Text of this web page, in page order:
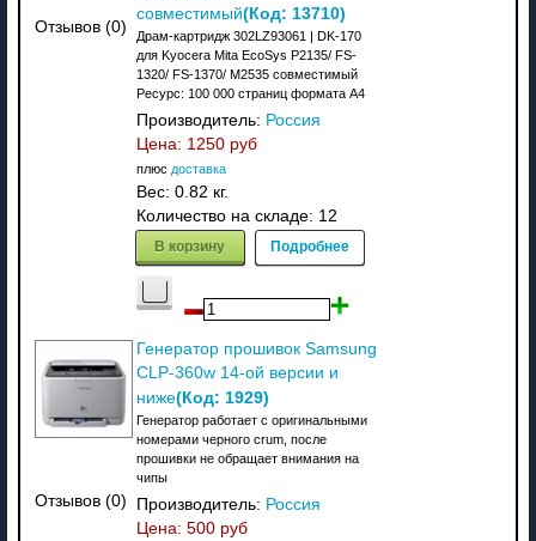
Отзывов (0)
совместимый(Код: 13710)
Драм-картридж 302LZ93061 | DK-170
для Kyocera Mita EcoSys P2135/ FS-
1320/ FS-1370/ M2535 совместимый
Ресурс: 100 000 страниц формата А4
Производитель: Россия
Цена: 1250 руб
плюс доставка
Вес: 0.82 кг.
Количество на складе: 12
В корзину Подробнее
Отзывов (0)
Генератор прошивок Samsung
CLP-360w 14-ой версии и
ниже(Код: 1929)
Генератор работает с оригинальными
номерами черного crum, после
прошивки не обращает внимания на
чипы
Производитель: Россия
Цена: 500 руб